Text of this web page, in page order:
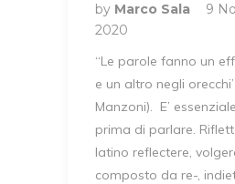
by Marco Sala
9
2020
“Le parole fanno un
e un altro negli
Manzoni). E’
prima di parlare.
latino reflectere,
composto da re-,